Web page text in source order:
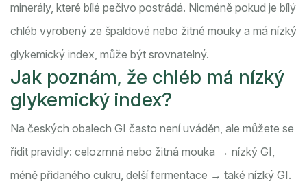
minerály, které bílé pečivo postrádá. Nicméně pokud je bílý
chléb vyrobený ze špaldové nebo žitné mouky a má nízký
glykemický index, může být srovnatelný.
Jak poznám, že chléb má nízký
glykemický index?
Na českých obalech GI často není uváděn, ale můžete se
řídit pravidly: celozrnná nebo žitná mouka → nízký GI,
méně přidaného cukru, delší fermentace → také nízký GI.